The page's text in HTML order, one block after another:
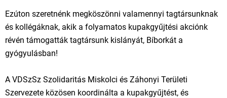
Ezúton szeretnénk megköszönni valamennyi tagtársunknak
és kollégáknak, akik a folyamatos kupakgyűjtési akciónk
révén támogatták tagtársunk kislányát, Bíborkát a
gyógyulásban!
A VDSzSz Szolidaritás Miskolci és Záhonyi Területi
Szervezete közösen koordinálta a kupakgyűjtést, és